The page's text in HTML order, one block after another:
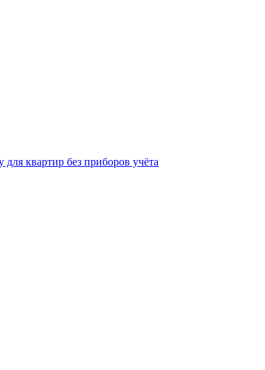
квартир без приборов учёта